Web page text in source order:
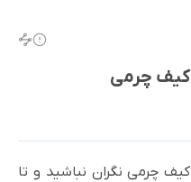
کیف چرمی
چرمی نگران نباشید و تا